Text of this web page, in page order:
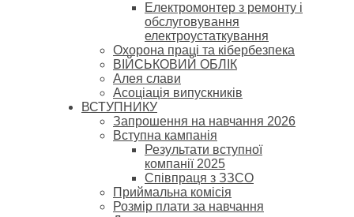
Електромонтер з ремонту і
обслуговування
електроустаткування
Охорона праці та кібербезпека
ВІЙСЬКОВИЙ ОБЛІК
Алея слави
Асоціація випускників
ВСТУПНИКУ
Запрошення на навчання 2026
Вступна кампанія
Результати вступної
компанії 2025
Співпраця з ЗЗСО
Приймальна комісія
Розмір плати за навчання